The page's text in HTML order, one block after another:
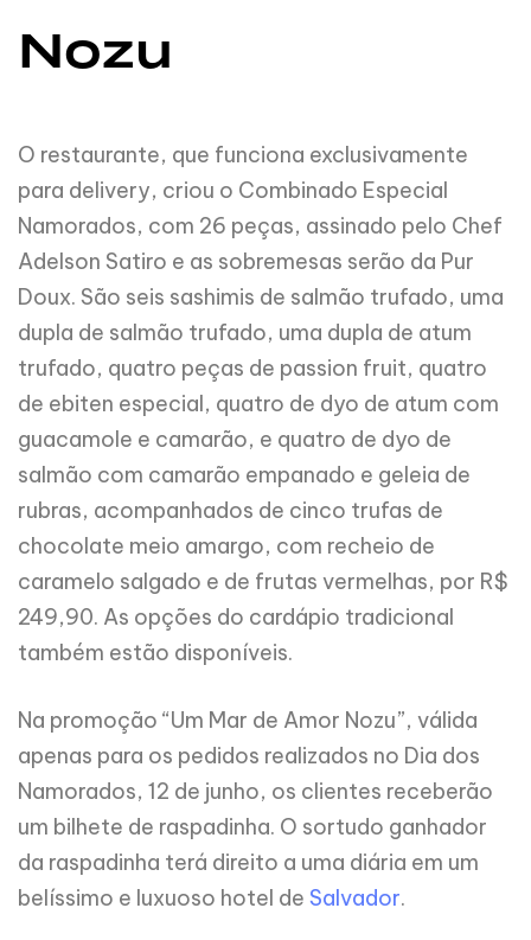
Nozu
O restaurante, que funciona exclusivamente
para delivery, criou o Combinado Especial
Namorados, com 26 peças, assinado pelo Chef
Adelson Satiro e as sobremesas serão da Pur
Doux. São seis sashimis de salmão trufado, uma
dupla de salmão trufado, uma dupla de atum
trufado, quatro peças de passion fruit, quatro
de ebiten especial, quatro de dyo de atum com
guacamole e camarão, e quatro de dyo de
salmão com camarão empanado e geleia de
rubras, acompanhados de cinco trufas de
chocolate meio amargo, com recheio de
caramelo salgado e de frutas vermelhas, por R$
249,90. As opções do cardápio tradicional
também estão disponíveis.
Na promoção “Um Mar de Amor Nozu”, válida
apenas para os pedidos realizados no Dia dos
Namorados, 12 de junho, os clientes receberão
um bilhete de raspadinha. O sortudo ganhador
da raspadinha terá direito a uma diária em um
belíssimo e luxuoso hotel de Salvador.